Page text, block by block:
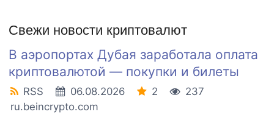
Свежи новости криптовалют
В аэропортах Дубая заработала оплата
криптовалютой — покупки и билеты
RSS 06.08.2026 2
237
ru.beincrypto.com